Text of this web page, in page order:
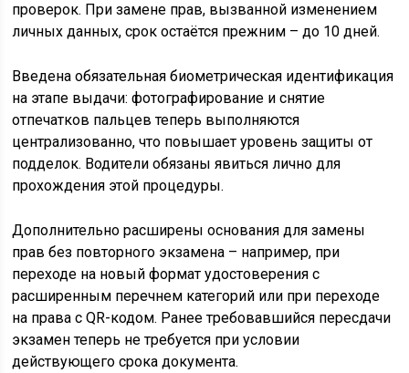
проверок. При замене прав, вызванной изменением
личных данных, срок остаётся прежним – до 10 дней.
Введена обязательная биометрическая идентификация
на этапе выдачи: фотографирование и снятие
отпечатков пальцев теперь выполняются
централизованно, что повышает уровень защиты от
подделок. Водители обязаны явиться лично для
прохождения этой процедуры.
Дополнительно расширены основания для замены
прав без повторного экзамена – например, при
переходе на новый формат удостоверения с
расширенным перечнем категорий или при переходе
на права с QR-кодом. Ранее требовавшийся пересдачи
экзамен теперь не требуется при условии
действующего срока документа.